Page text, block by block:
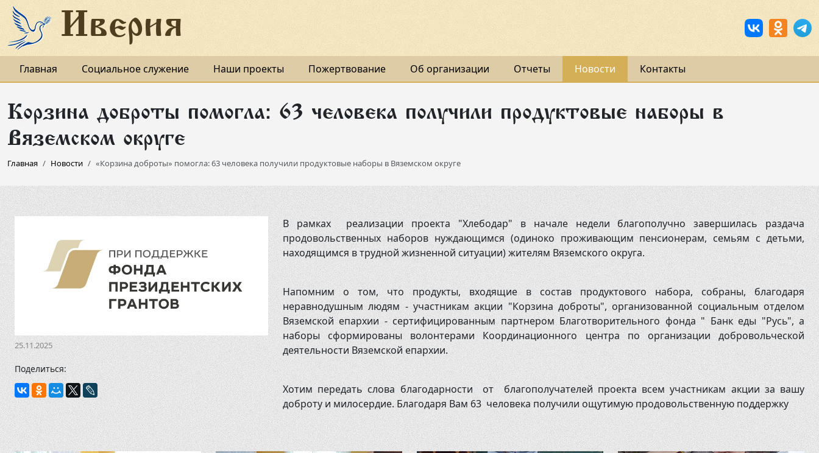
Иверия
Главная Социальное служение Наши проекты Пожертвование Об организации Отчеты Новости Контакты
«Корзина доброты» помогла: 63 человека получили продуктовые наборы в
Вяземском округе
Главная Новости «Корзина доброты» помогла: 63 человека получили продуктовые наборы в Вяземском округе
25.11.2025
Поделиться:
В рамках реализации проекта "Хлебодар" в начале недели благополучно завершилась раздача
продовольственных наборов нуждающимся (одиноко проживающим пенсионерам, семьям с детьми,
находящимся в трудной жизненной ситуации) жителям Вяземского округа.
Напомним о том, что продукты, входящие в состав продуктового набора, собраны, благодаря
неравнодушным людям - участникам акции "Корзина доброты", организованной социальным отделом
Вяземской епархии - сертифицированным партнером Благотворительного фонда " Банк еды "Русь", а
наборы сформированы волонтерами Координационного центра по организации добровольческой
деятельности Вяземской епархии.
Хотим передать слова благодарности от благополучателей проекта всем участникам акции за вашу
доброту и милосердие. Благодаря Вам 63 человека получили ощутимую продовольственную поддержку